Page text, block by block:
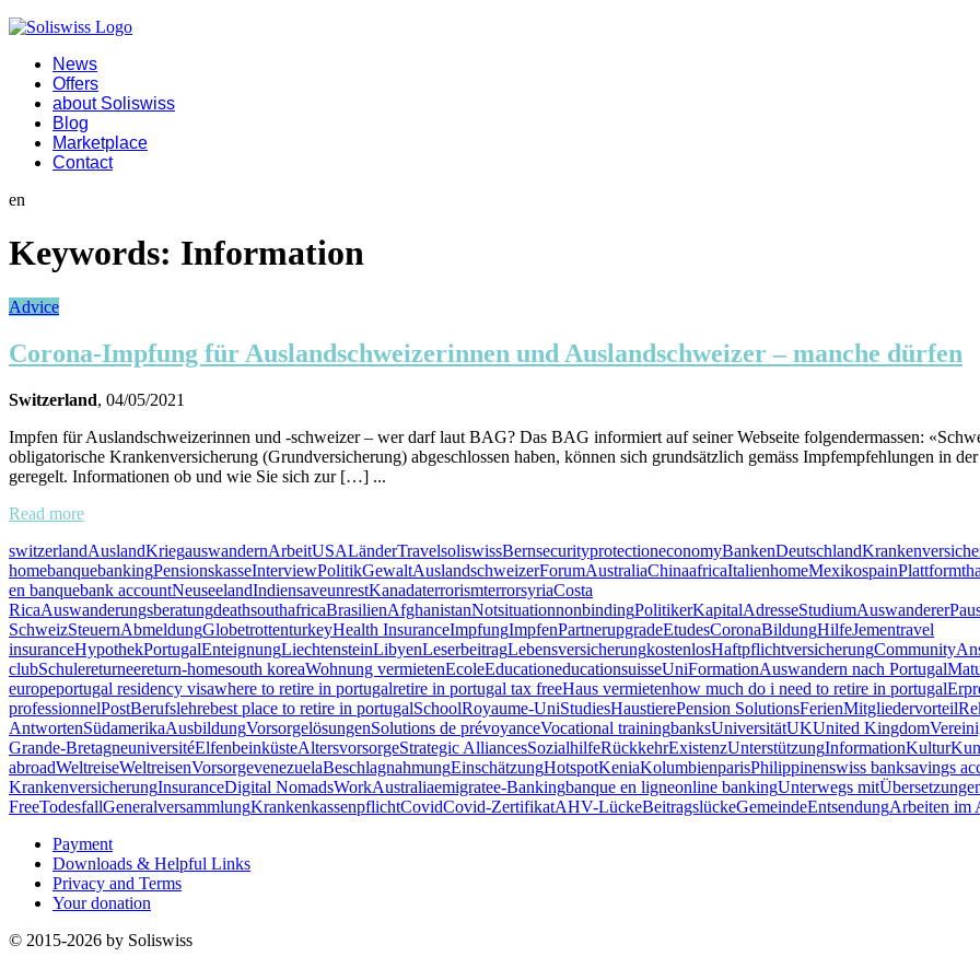
News
Offers
about Soliswiss
Blog
Marketplace
Contact
en
Keywords: Information
Advice
Corona-Impfung für Auslandschweizerinnen und Auslandschweizer – manche dürfen
Switzerland, 04/05/2021
Impfen für Auslandschweizerinnen und -schweizer – wer darf laut BAG? Das BAG informiert auf seiner Webseite folgendermassen:
obligatorische Krankenversicherung (Grundversicherung) abgeschlossen haben, können sich grundsätzlich gemäss Impfempfehlungen in
geregelt. Informationen ob und wie Sie sich zur […] ...
Read more
switzerlandAuslandKriegauswandernArbeitUSALänderTravelsoliswissBernsecurityprotectioneconomyBankenDeutschland
homebanquebankingPensionskasseInterviewPolitikGewaltAuslandschweizerForumAustraliaChinaafricaItalienhomeMexikospainPlattform
en banquebank accountNeuseelandIndiensaveunrestKanadaterrorismterrorsyriaCosta
RicaAuswanderungsberatungdeathsouthafricaBrasilienAfghanistanNotsituationnonbindingPolitikerKapitalAdresseStudiumAuswanderer
SchweizSteuernAbmeldungGlobetrottenturkeyHealth InsuranceImpfungImpfenPartnerupgradeEtudesCoronaBildungHilfeJementravel
insuranceHypothekPortugalEnteignungLiechtensteinLibyenLeserbeitragLebensversicherungkostenlosHaftpflichtversicherungCommunity
clubSchulereturneereturn-homesouth koreaWohnung vermietenEcoleEducationeducationsuisseUniFormationAuswandern nach Portugal
europeportugal residency visawhere to retire in portugalretire in portugal tax freeHaus vermietenhow much do i need to retire in portugal
professionnelPostBerufslehrebest place to retire in portugalSchoolRoyaume-UniStudiesHaustierePension SolutionsFerienMitgliedervorteil
AntwortenSüdamerikaAusbildungVorsorgelösungenSolutions de prévoyanceVocational trainingbanksUniversitätUKUnited Kingdom
Grande-BretagneuniversitéElfenbeinküsteAltersvorsorgeStrategic AlliancesSozialhilfeRückkehrExistenzUnterstützungInformationKultur
abroadWeltreiseWeltreisenVorsorgevenezuelaBeschlagnahmungEinschätzungHotspotKeniaKolumbienparisPhilippinenswiss banksavings
KrankenversicherungInsuranceDigital NomadsWorkAustraliaemigratee-Bankingbanque en ligneonline bankingUnterwegs mit
FreeTodesfallGeneralversammlungKrankenkassenpflichtCovidCovid-ZertifikatAHV-LückeBeitragslückeGemeindeEntsendungArbeiten im
Payment
Downloads & Helpful Links
Privacy and Terms
Your donation
© 2015-2026 by Soliswiss